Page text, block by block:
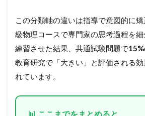
この分類軸の違いは指導で意図的に
級物理コースで専門家の思考過程を
練習させた結果、共通試験問題で
教育研究で「大きい」と評価される
れています。
📊 ここまでをまとめると